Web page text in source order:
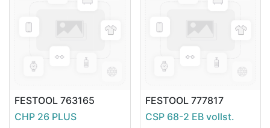
FESTOOL 763165
CHP 26 PLUS
FESTOOL 777817
CSP 68-2 EB vollst.